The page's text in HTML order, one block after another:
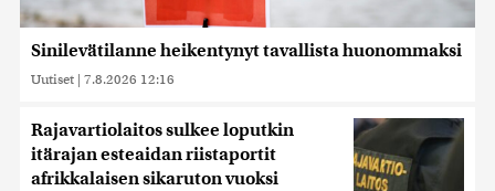
Sinilevätilanne heikentynyt tavallista huonommaksi
Uutiset | 7.8.2026 12:16
Rajavartiolaitos sulkee loputkin
itärajan esteaidan riistaportit
afrikkalaisen sikaruton vuoksi